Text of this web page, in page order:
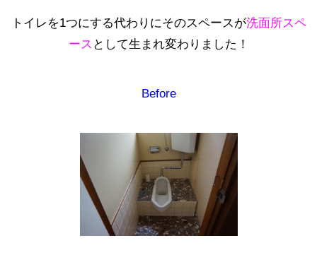
トイレを1つにする代わりにそのスペースが洗面所スペ
ース として生まれ変わりました！
Before